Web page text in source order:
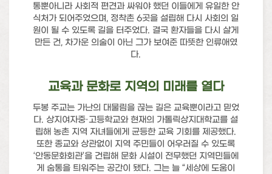
통뿐아니라 사회적 편견과 싸워야 했던 이들에게 유일한 안
식처가 되어주었으며, 정착촌 6곳을 설립해 다시 사회의 일
원이 될 수 있도록 길을 터주었다. 결국 환자들을 다시 살게
만든 건, 차가운 의술이 아닌 그가 보여준 따뜻한 인류애였
다.
교육과 문화로 지역의 미래를 열다
두봉 주교는 가난의 대물림을 끊는 길은 교육뿐이라고 믿었
다. 상지여자중·고등학교와 현재의 가톨릭상지대학교를 설
립해 농촌 지역 자녀들에게 균등한 교육 기회를 제공했다.
또한 종교와 상관없이 지역 주민들이 어우러질 수 있도록
‘안동문화회관’을 건립해 문화 시설이 전무했던 지역민들에
게 숨통을 틔워주는 공간이 됐다. 그는 늘 “세상에 도움이